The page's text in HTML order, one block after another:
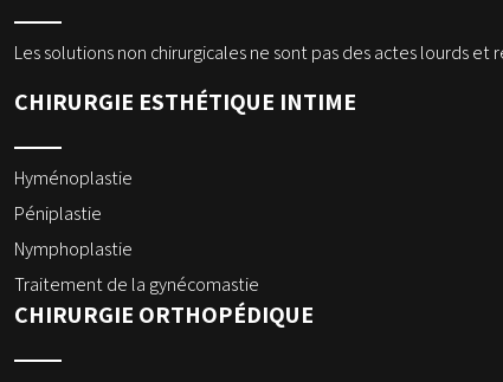
Les solutions non chirurgicales ne sont pas des actes lourds
CHIRURGIE ESTHÉTIQUE INTIME
Hyménoplastie
Péniplastie
Nymphoplastie
Traitement de la gynécomastie
CHIRURGIE ORTHOPÉDIQUE